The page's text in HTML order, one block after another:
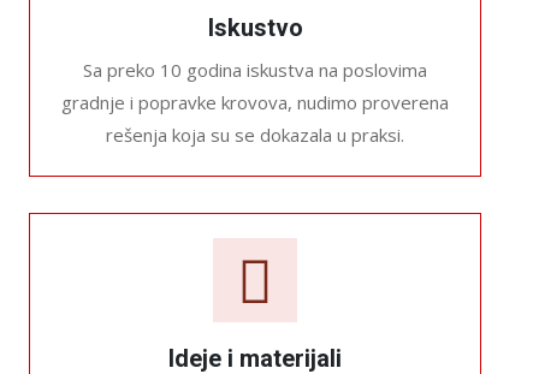
Iskustvo
Sa preko 10 godina iskustva na poslovima
gradnje i popravke krovova, nudimo proverena
rešenja koja su se dokazala u praksi.
Ideje i materijali